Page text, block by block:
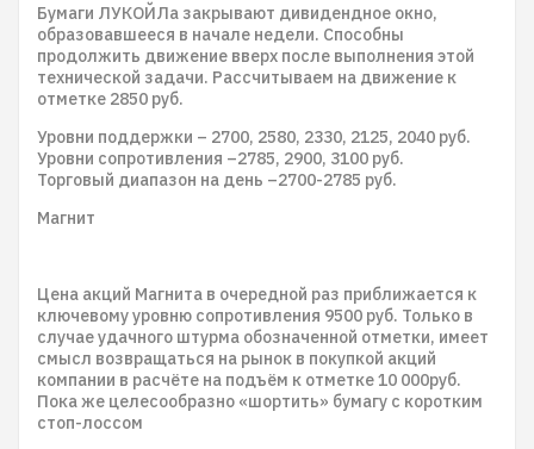
Бумаги ЛУКОЙЛа закрывают дивидендное окно,
образовавшееся в начале недели. Способны
продолжить движение вверх после выполнения этой
технической задачи. Рассчитываем на движение к
отметке 2850 руб.
Уровни поддержки – 2700, 2580, 2330, 2125, 2040 руб.
Уровни сопротивления –2785, 2900, 3100 руб.
Торговый диапазон на день –2700-2785 руб.
Магнит
Цена акций Магнита в очередной раз приближается к
ключевому уровню сопротивления 9500 руб. Только в
случае удачного штурма обозначенной отметки, имеет
смысл возвращаться на рынок в покупкой акций
компании в расчёте на подъём к отметке 10 000руб.
Пока же целесообразно «шортить» бумагу с коротким
стоп-лоссом